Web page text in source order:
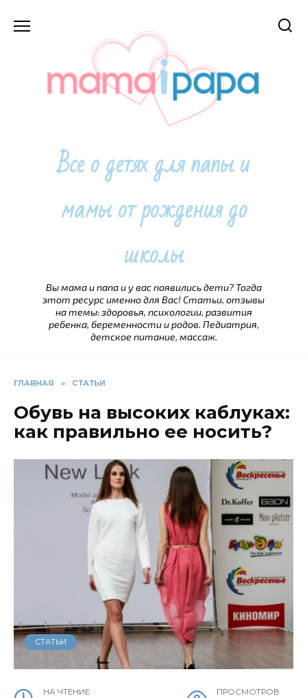
Все о детях для папы и
мамы от рождения до
школы
Вы мама и папа и у вас появились дети? Тогда
этот ресурс именно для Вас! Статьи, отзывы
на темы: здоровья, психологии, развития
ребенка, беременности и родов. Педиатрия,
детское питание, массаж.
ГЛАВНАЯ » СТАТЬИ
Обувь на высоких каблуках:
как правильно ее носить?
СТАТЬИ
НА ЧТЕНИЕ ПРОСМОТРОВ